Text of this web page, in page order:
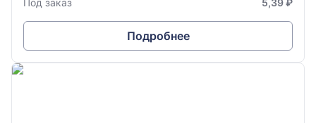
Под заказ 5,39 ₽
Подробнее